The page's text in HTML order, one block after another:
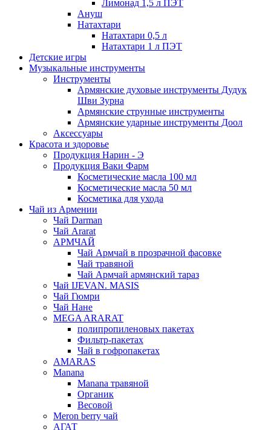
Лимонад 1,5 л ПЭТ
Ануш
Натахтари
Натахтари 0,5 л
Натахтари 1 л ПЭТ
Детские игры
Музыкальные инструменты
Инструменты
Армянские духовые инструменты Дудук
Шви Зурна
Армянские струнные инструменты
Армянские ударные инструменты Доол
Аксессуары
Красота и здоровье
Продукция Нарин - Э
Продукция Ваки Фарм
Косметические масла 100 мл
Косметические масла 50 мл
Косметика для ухода
Чай из Армении
Чай Darman
Чай Ararat
АРМЧАЙ
Чай Армчай в прозрачной фасовке
Чай травяной
Чай Армчай армянский тараз
Чай IJEVAN. MASIS
Чай Гюмри
Чай Нане
MEGA ARARAT
полипропиленовых пакетах
Фильтр-пакетах
Чай в гофропакетах
AMARAS
Manana
Manana травяной
Органик
Весовой
Meron berry чай
АГАТ